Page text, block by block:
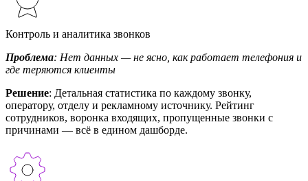
Контроль и аналитика звонков
Проблема: Нет данных — не ясно, как работает телефония и
где теряются клиенты
Решение: Детальная статистика по каждому звонку,
оператору, отделу и рекламному источнику. Рейтинг
сотрудников, воронка входящих, пропущенные звонки с
причинами — всё в едином дашборде.